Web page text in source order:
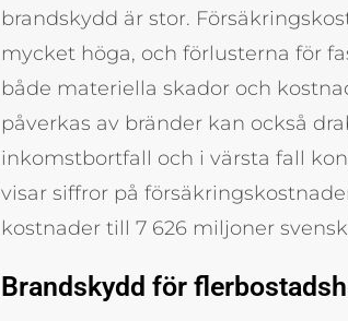
brandskydd är stor.
mycket höga, och förlusterna för
både materiella skador och
påverkas av bränder kan också
inkomstbortfall och i värsta fall
visar siffror på
kostnader till 7 626 miljoner
Brandskydd för